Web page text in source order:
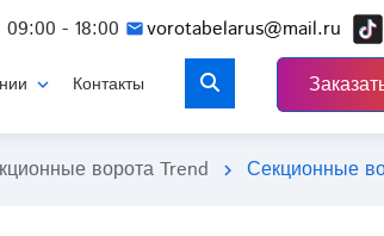
- 18:00 mailvorotabelarus@mail.ru
expand_more Контакты
ворота Trend chevron_right Секционные